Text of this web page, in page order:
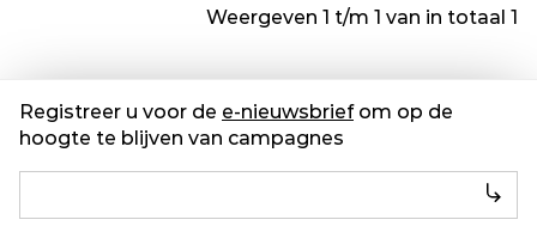
Weergeven 1 t/m 1 van in totaal 1
Registreer u voor de e-nieuwsbriefom op de
hoogte te blijven van campagnes